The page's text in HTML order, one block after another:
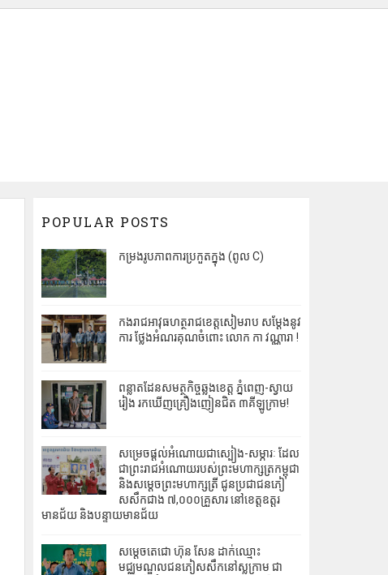
POPULAR POSTS
កម្រងរូបភាពការប្រកួតក្នុង (ពូល C)
កងរាជអាវុធហត្ថរាជខេត្តសៀមរាប សម្តែងនូវ
ការ ថ្លែងអំណរគុណចំពោះ លោក កា វណ្ណារា !
ពន្លាតដែនសមត្ថកិច្ចឆ្លងខេត្ត ភ្នំពេញ-ស្វាយ
រៀង រកឃើញគ្រឿងញៀនជិត ៣គីឡូក្រាម!
សម្រេចផ្តល់អំណោយជាស្បៀង-សម្ភារៈ ដែល
ជាព្រះរាជអំណោយរបស់ព្រះមហាក្សត្រកម្ពុជា
និងសម្តេចព្រះមហាក្សត្រី ជូនប្រជាជនភៀ
សសឹកជាង ៧,០០០គ្រួសារ នៅខេត្តឧត្តរ
មានជ័យ និងបន្ទាយមានជ័យ
សម្តេចតេជោ ហ៊ុន សែន ដាក់ឈ្មោះ​
មជ្ឈមណ្ឌល​ជនភៀសសឹកនៅស្លក្រាម ជា